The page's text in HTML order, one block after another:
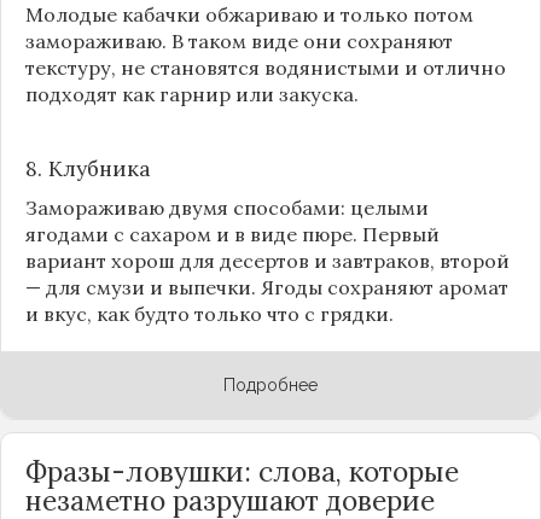
Молодые кабачки обжариваю и только потом
замораживаю. В таком виде они сохраняют
текстуру, не становятся водянистыми и отлично
подходят как гарнир или закуска.
8. Клубника
Замораживаю двумя способами: целыми
ягодами с сахаром и в виде пюре. Первый
вариант хорош для десертов и завтраков, второй
— для смузи и выпечки. Ягоды сохраняют аромат
и вкус, как будто только что с грядки.
Подробнее
Фразы-ловушки: слова, которые
незаметно разрушают доверие